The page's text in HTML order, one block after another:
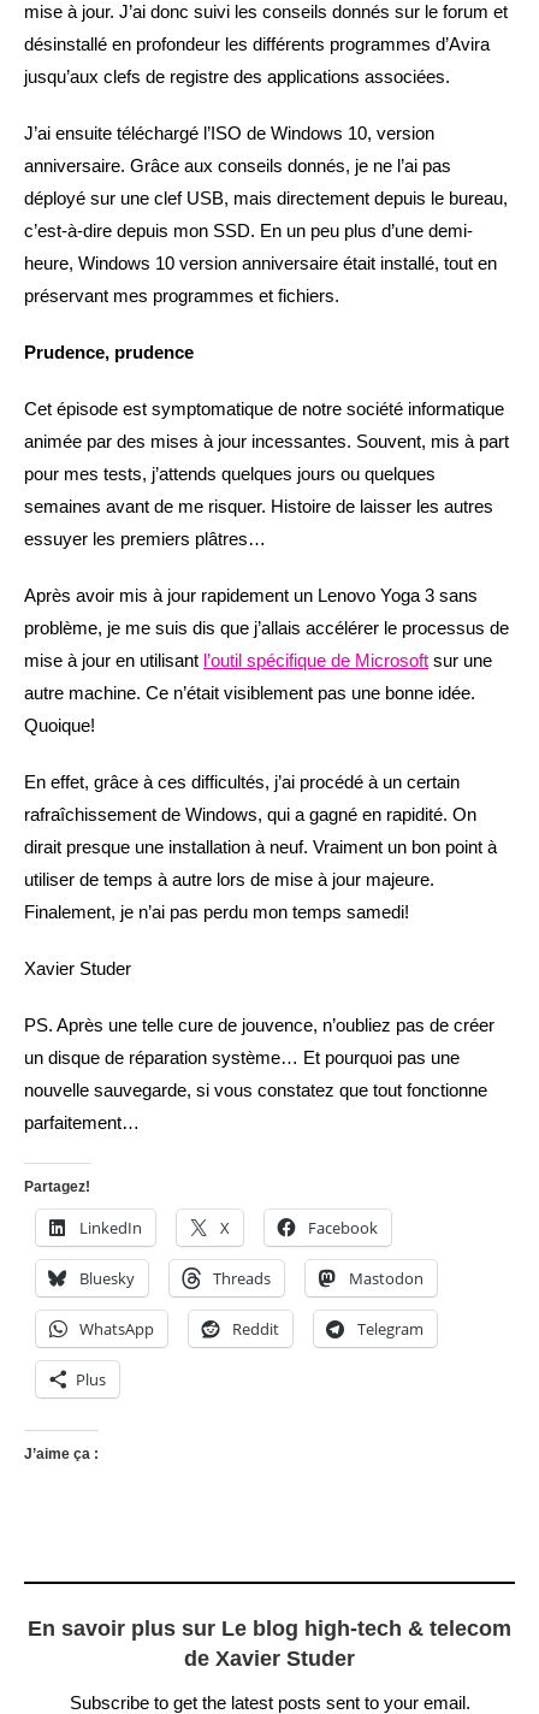
mise à jour. J’ai donc suivi les conseils donnés sur le forum et
désinstallé en profondeur les différents programmes d’Avira
jusqu’aux clefs de registre des applications associées.
J’ai ensuite téléchargé l’ISO de Windows 10, version
anniversaire. Grâce aux conseils donnés, je ne l’ai pas
déployé sur une clef USB, mais directement depuis le bureau,
c’est-à-dire depuis mon SSD. En un peu plus d’une demi-
heure, Windows 10 version anniversaire était installé, tout en
préservant mes programmes et fichiers.
Prudence, prudence
Cet épisode est symptomatique de notre société informatique
animée par des mises à jour incessantes. Souvent, mis à part
pour mes tests, j’attends quelques jours ou quelques
semaines avant de me risquer. Histoire de laisser les autres
essuyer les premiers plâtres…
Après avoir mis à jour rapidement un Lenovo Yoga 3 sans
problème, je me suis dis que j’allais accélérer le processus de
mise à jour en utilisant l’outil spécifique de Microsoft sur une
autre machine. Ce n’était visiblement pas une bonne idée.
Quoique!
En effet, grâce à ces difficultés, j’ai procédé à un certain
rafraîchissement de Windows, qui a gagné en rapidité. On
dirait presque une installation à neuf. Vraiment un bon point à
utiliser de temps à autre lors de mise à jour majeure.
Finalement, je n’ai pas perdu mon temps samedi!
Xavier Studer
PS. Après une telle cure de jouvence, n’oubliez pas de créer
un disque de réparation système… Et pourquoi pas une
nouvelle sauvegarde, si vous constatez que tout fonctionne
parfaitement…
Partagez!
LinkedIn X Facebook
Bluesky Threads Mastodon
WhatsApp Reddit Telegram
Plus
J’aime ça :
En savoir plus sur Le blog high-tech & telecom
de Xavier Studer
Subscribe to get the latest posts sent to your email.